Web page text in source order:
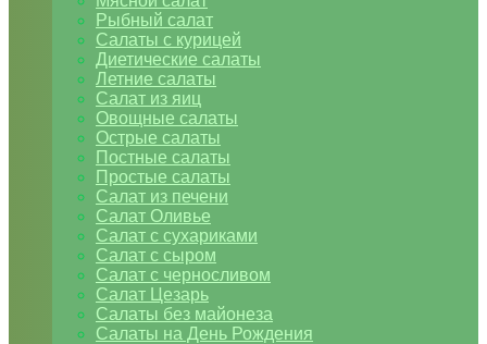
Рыбный салат
Салаты с курицей
Диетические салаты
Летние салаты
Салат из яиц
Овощные салаты
Острые салаты
Постные салаты
Простые салаты
Салат из печени
Салат Оливье
Салат с сухариками
Салат с сыром
Салат с черносливом
Салат Цезарь
Салаты без майонеза
Салаты на День Рождения